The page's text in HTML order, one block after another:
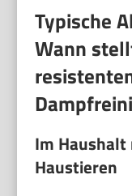
Typische
Wann
Im
Haustieren